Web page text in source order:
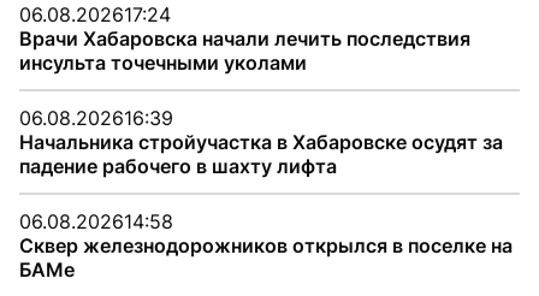
06.08.202617:24
Врачи Хабаровска начали лечить последствия
инсульта точечными уколами
06.08.202616:39
Начальника стройучастка в Хабаровске осудят за
падение рабочего в шахту лифта
06.08.202614:58
Сквер железнодорожников открылся в поселке на
БАМе